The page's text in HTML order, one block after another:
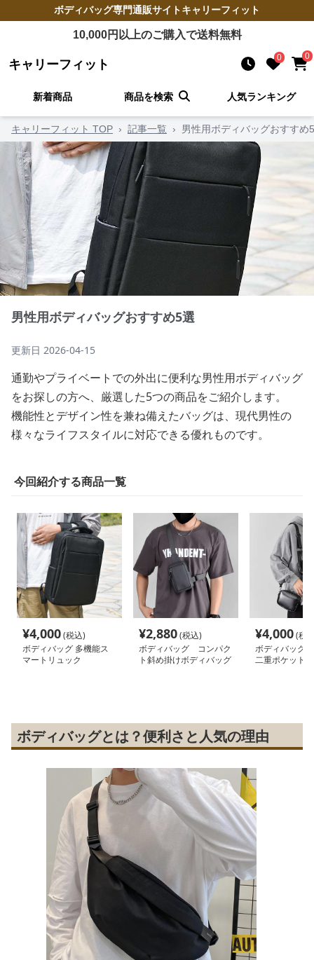
ボディバッグ専門通販サイトキャリーフィット
10,000円以上のご購入で送料無料
キャリーフィット 0 0
新着商品 商品を検索 人気ランキング
キャリーフィット TOP › 記事一覧 › 男性用ボディバッグおすすめ
男性用ボディバッグおすすめ5選
更新日 2026-04-15
通勤やプライベートでの外出に便利な男性用ボディバッグ
をお探しの方へ、厳選した5つの商品をご紹介します。
機能性とデザイン性を兼ね備えたバッグは、現代男性の
様々なライフスタイルに対応できる優れものです。
今回紹介する商品一覧
¥4,000(税込)
ボディバッグ 多機能ス
マートリュック
¥2,880(税込)
ボディバッグ コンパク
ト斜め掛けボディバッグ
¥4,000(税
ボディバッグ
二重ポケット
ボディバッグとは？便利さと人気の理由